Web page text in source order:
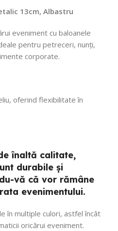
13cm, Albastru
eveniment cu baloanele
pentru petreceri, nunți,
corporate.
oferind flexibilitate în
înaltă calitate,
durabile și
vă că vor rămâne
evenimentului.
în multiple culori, astfel încât
oricărui eveniment.